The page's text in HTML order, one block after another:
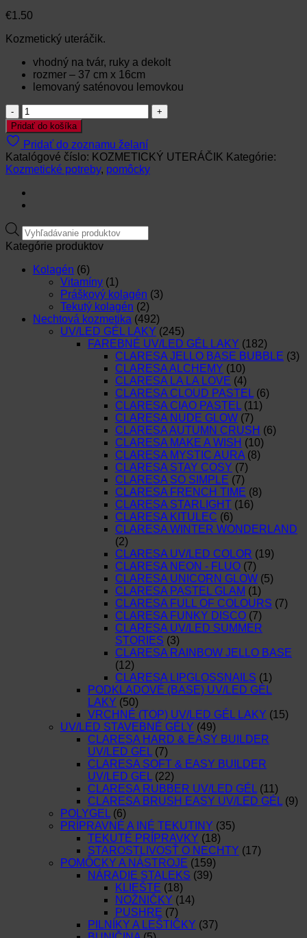
€1.50
Kozmetický uteráčik.
vhodný na tvár, ruky a dekolt
rozmer – 37 cm x 16cm
lemovaný saténovou lemovkou
množstvo
KOZMETICKÝ
UTERÁČIK
Pridať do košíka
Pridať do zoznamu želaní
Katalógové číslo: KOZMETICKÝ UTERÁČIK Kategórie:
Kozmetické potreby, pomôcky
Products
search
Kategórie produktov
Kolagén (6)
Vitamíny (1)
Práškový kolagén (3)
Tekutý kolagén (2)
Nechtová kozmetika (492)
UV/LED GÉL LAKY (245)
FAREBNÉ UV/LED GÉL LAKY (182)
CLARESA JELLO BASE BUBBLE (3)
CLARESA ALCHEMY (10)
CLARESA LA LA LOVE (4)
CLARESA CLOUD PASTEL (6)
CLARESA CIAO PASTEL (11)
CLARESA NUDE GLOW (7)
CLARESA AUTUMN CRUSH (6)
CLARESA MAKE A WISH (10)
CLARESA MYSTIC AURA (8)
CLARESA STAY COSY (7)
CLARESA SO SIMPLE (7)
CLARESA FRENCH TIME (8)
CLARESA STARLIGHT (16)
CLARESA KITULEC (6)
CLARESA WINTER WONDERLAND
(2)
CLARESA UV/LED COLOR (19)
CLARESA NEON - FLUO (7)
CLARESA UNICORN GLOW (5)
CLARESA PASTEL GLAM (1)
CLARESA FULL OF COLOURS (7)
CLARESA FUNKY DISCO (7)
CLARESA UV/LED SUMMER
STORIES (3)
CLARESA RAINBOW JELLO BASE
(12)
CLARESA LIPGLOSSNAILS (1)
PODKLADOVÉ (BASE) UV/LED GÉL
LAKY (50)
VRCHNÉ (TOP) UV/LED GÉL LAKY (15)
UV/LED STAVEBNÉ GÉLY (49)
CLARESA HARD & EASY BUILDER
UV/LED GEL (7)
CLARESA SOFT & EASY BUILDER
UV/LED GEL (22)
CLARESA RUBBER UV/LED GÉL (11)
CLARESA BRUSH EASY UV/LED GÉL (9)
POLYGEL (6)
PRÍPRAVNÉ A INÉ TEKUTINY (35)
TEKUTÉ PRÍPRAVKY (18)
STAROSTLIVOSŤ O NECHTY (17)
POMÔCKY A NÁSTROJE (159)
NÁRADIE STALEKS (39)
KLIEŠTE (18)
NOŽNIČKY (14)
PUSHRE (7)
PILNÍKY A LEŠTIČKY (37)